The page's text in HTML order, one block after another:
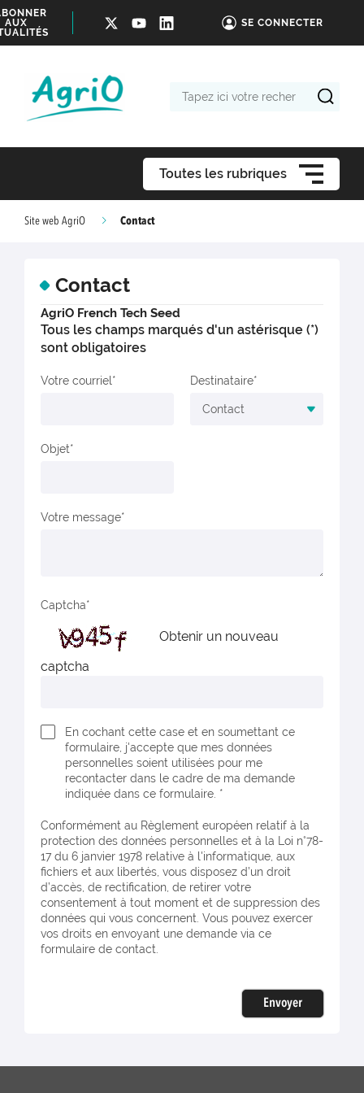
AUX
SE CONNECTER
Toutes les rubriques
Site web AgriO Contact
Contact
AgriO French Tech Seed
Tous les champs marqués d'un astérisque (*)
sont obligatoires
Votre courriel Destinataire
Objet
Votre message
Captcha
Obtenir un nouveau
captcha
En cochant cette case et en soumettant ce
formulaire, j'accepte que mes données
personnelles soient utilisées pour me
recontacter dans le cadre de ma demande
indiquée dans ce formulaire. *
Conformément au Règlement européen relatif à la
protection des données personnelles et à la Loi n°78-
17 du 6 janvier 1978 relative à l'informatique, aux
fichiers et aux libertés, vous disposez d’un droit
d’accès, de rectification, de retirer votre
consentement à tout moment et de suppression des
données qui vous concernent. Vous pouvez exercer
vos droits en envoyant une demande via ce
formulaire de contact.
Envoyer